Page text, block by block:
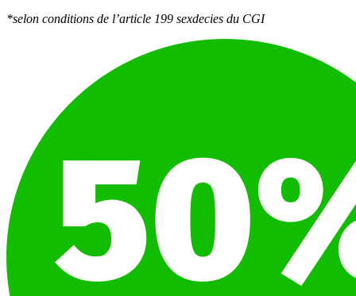
*selon conditions de l’article 199 sexdecies du CGI